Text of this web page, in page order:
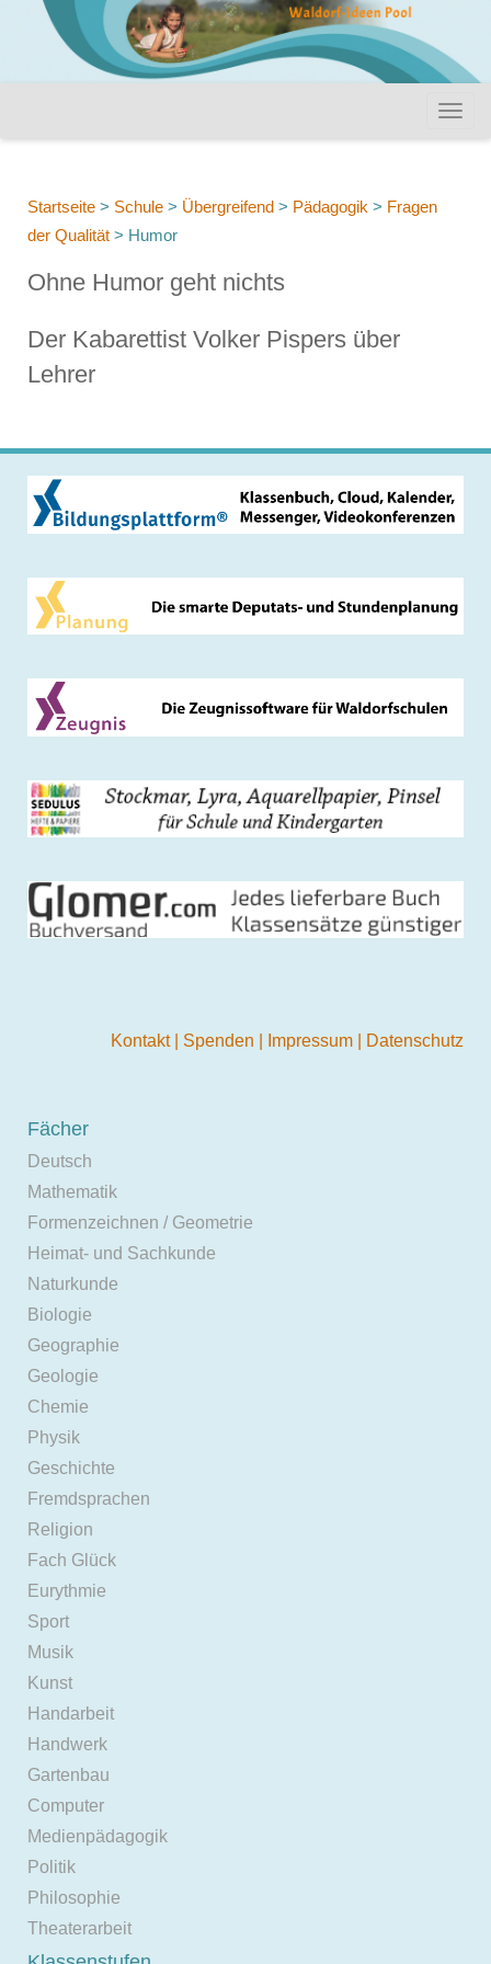
Startseite > Schule > Übergreifend > Pädagogik > Fragen
der Qualität > Humor
Ohne Humor geht nichts
Der Kabarettist Volker Pispers über
Lehrer
Kontakt Spenden Impressum Datenschutz
Fächer
Deutsch
Mathematik
Formenzeichnen / Geometrie
Heimat- und Sachkunde
Naturkunde
Biologie
Geographie
Geologie
Chemie
Physik
Geschichte
Fremdsprachen
Religion
Fach Glück
Eurythmie
Sport
Musik
Kunst
Handarbeit
Handwerk
Gartenbau
Computer
Medienpädagogik
Politik
Philosophie
Theaterarbeit